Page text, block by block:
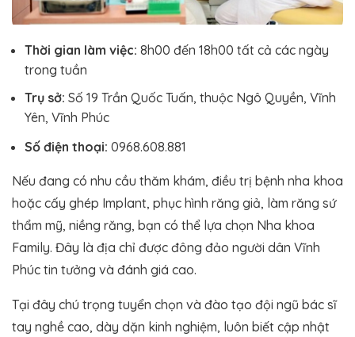
Thời gian làm việc: 8h00 đến 18h00 tất cả các ngày
trong tuần
Trụ sở: Số 19 Trần Quốc Tuấn, thuộc Ngô Quyền, Vĩnh
Yên, Vĩnh Phúc
Số điện thoại: 0968.608.881
Nếu đang có nhu cầu thăm khám, điều trị bệnh nha khoa
hoặc cấy ghép Implant, phục hình răng giả, làm răng sứ
thẩm mỹ, niềng răng, bạn có thể lựa chọn Nha khoa
Family. Đây là địa chỉ được đông đảo người dân Vĩnh
Phúc tin tưởng và đánh giá cao.
Tại đây chú trọng tuyển chọn và đào tạo đội ngũ bác sĩ
tay nghề cao, dày dặn kinh nghiệm, luôn biết cập nhật